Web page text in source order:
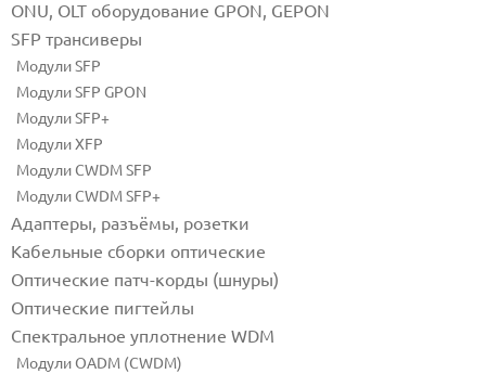
ONU, OLT оборудование GPON, GEPON
SFP трансиверы
Модули SFP
Модули SFP GPON
Модули SFP+
Модули XFP
Модули CWDM SFP
Модули CWDM SFP+
Адаптеры, разъёмы, розетки
Кабельные сборки оптические
Оптические патч-корды (шнуры)
Оптические пигтейлы
Спектральное уплотнение WDM
Модули OADM (CWDM)